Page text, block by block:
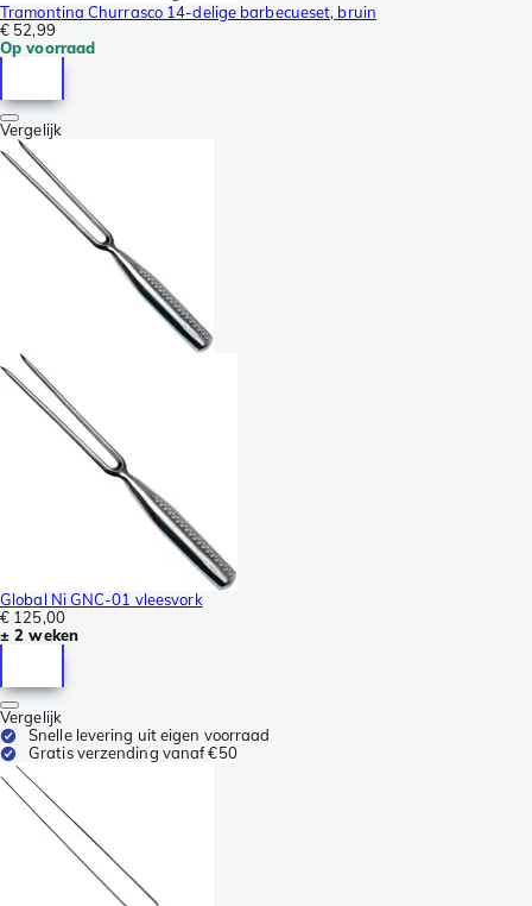
Tramontina Churrasco 14-delige barbecueset, bruin
€ 52,99
Op voorraad
Vergelijk
Global Ni GNC-01 vleesvork
€ 125,00
± 2 weken
Vergelijk
Snelle levering uit eigen voorraad
Gratis verzending vanaf €50